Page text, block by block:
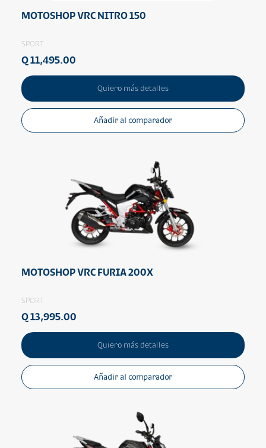
MOTOSHOP VRC NITRO 150
SPORT
Q 11,495.00
Quiero más detalles
Añadir al comparador
MOTOSHOP VRC FURIA 200X
SPORT
Q 13,995.00
Quiero más detalles
Añadir al comparador